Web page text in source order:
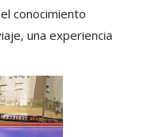
conocimiento
una experiencia